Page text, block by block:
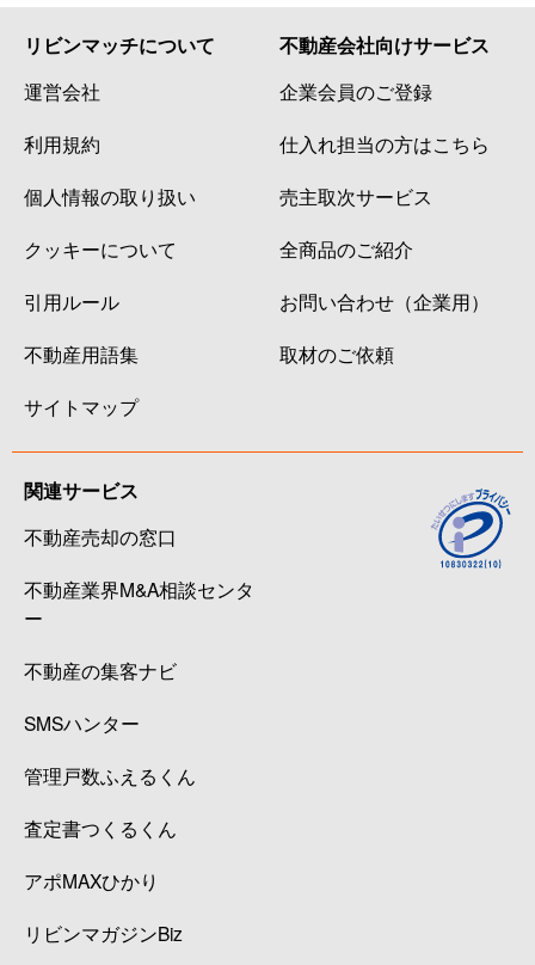
リビンマッチについて
運営会社
利用規約
個人情報の取り扱い
クッキーについて
引用ルール
不動産用語集
サイトマップ
不動産会社向けサービス
企業会員のご登録
仕入れ担当の方はこちら
売主取次サービス
全商品のご紹介
お問い合わせ（企業用）
取材のご依頼
関連サービス
不動産売却の窓口
不動産業界M&A相談センタ
ー
不動産の集客ナビ
SMSハンター
管理戸数ふえるくん
査定書つくるくん
アポMAXひかり
リビンマガジンBiz